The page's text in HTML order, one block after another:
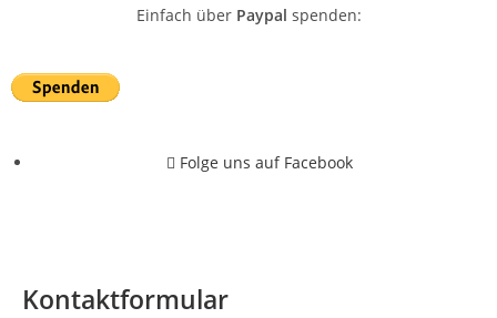
Einfach über Paypal spenden:
Folge uns auf Facebook
Kontaktformular